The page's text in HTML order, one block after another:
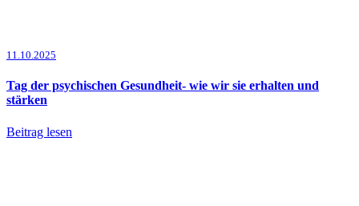
11.10.2025
Tag der psychischen Gesundheit- wie wir sie erhalten und
stärken
Beitrag lesen